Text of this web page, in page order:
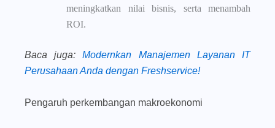
meningkatkan nilai bisnis, serta menambah
ROI.
Baca juga:
Modernkan Manajemen Layanan IT
Perusahaan Anda dengan Freshservice!
Pengaruh perkembangan makroekonomi